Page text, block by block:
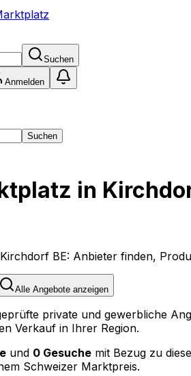
Suchen
Anmelden
Suchen
in
BE: Anbieter finden,
Alle Angebote anzeigen
private und gewerbliche
Verkauf in Ihrer Region.
und 0 Gesuche mit Bezug zu
Schweizer Marktpreis.